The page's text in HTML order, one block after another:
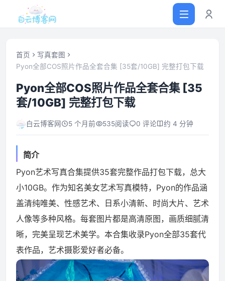
首页
网站源码
软件仓库
主题插件
技术分享
值得一看
资源资讯
首页
写真套图
Pyon全部COS照片作品全套合集 [35套/10GB] 完整打包下载
Pyon全部COS照片作品全套合集 [35
套/10GB] 完整打包下载
白云博客网 5 个月前 535阅读 0 评论 约 4 分钟
简介
Pyon艺术写真合集提供35套完整作品打包下载，总大
小10GB。作为知名美女艺术写真模特，Pyon的作品涵
盖清纯唯美、性感艺术、日系小清新、时尚大片、艺术
人像等多种风格。每套图片都是高清原图，画质细腻清
晰，完美呈现艺术美学。本合集收录Pyon全部35套代
表作品，艺术摄影爱好者必备。